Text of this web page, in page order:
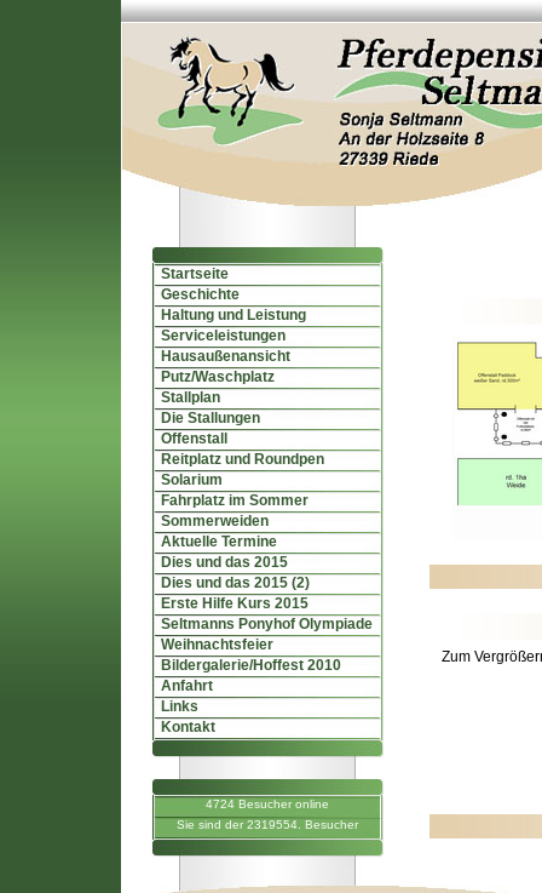
Startseite
Geschichte
Haltung und Leistung
Serviceleistungen
Hausaußenansicht
Putz/Waschplatz
Stallplan
Die Stallungen
Offenstall
Reitplatz und Roundpen
Solarium
Fahrplatz im Sommer
Sommerweiden
Aktuelle Termine
Dies und das 2015
Dies und das 2015 (2)
Erste Hilfe Kurs 2015
Seltmanns Ponyhof Olympiade
Weihnachtsfeier
Bildergalerie/Hoffest 2010
Anfahrt
Links
Kontakt
4724 Besucher online
Sie sind der 2319554. Besucher
Zum